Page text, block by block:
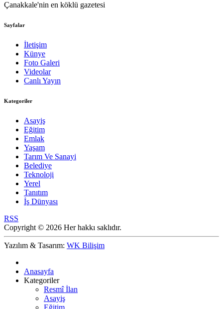
Çanakkale'nin en köklü gazetesi
Sayfalar
İletişim
Künye
Foto Galeri
Videolar
Canlı Yayın
Kategoriler
Asayiş
Eğitim
Emlak
Yaşam
Tarım Ve Sanayi
Belediye
Teknoloji
Yerel
Tanıtım
İş Dünyası
RSS
Copyright © 2026 Her hakkı saklıdır.
Yazılım & Tasarım: WK Bilişim
Anasayfa
Kategoriler
Resmî İlan
Asayiş